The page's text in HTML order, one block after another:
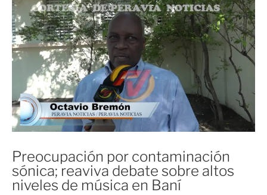
Preocupación por contaminación
sónica; reaviva debate sobre altos
niveles de música en Baní